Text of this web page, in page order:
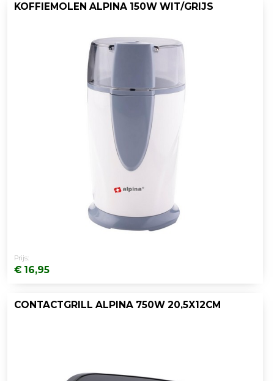
KOFFIEMOLEN ALPINA 150W WIT/GRIJS
Prijs:
€ 16,95
CONTACTGRILL ALPINA 750W 20,5X12CM